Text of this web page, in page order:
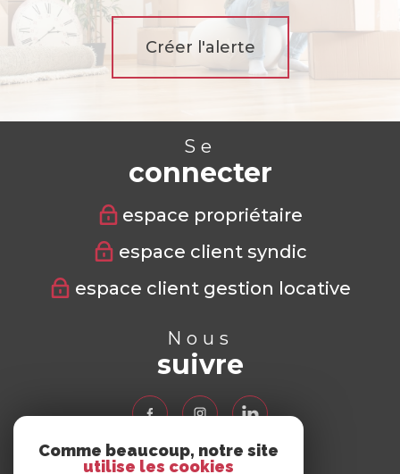
Créer l'alerte
Se
connecter
espace propriétaire
espace client syndic
espace client gestion locative
Nous
suivre
Comme beaucoup, notre site
utilise les cookies